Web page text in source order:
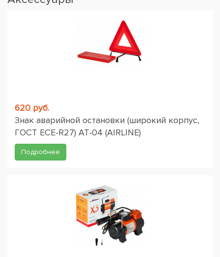
620 руб.
Знак аварийной остановки (широкий корпус,
ГОСТ ЕСЕ-R27) AT-04 (AIRLINE)
Подробнее